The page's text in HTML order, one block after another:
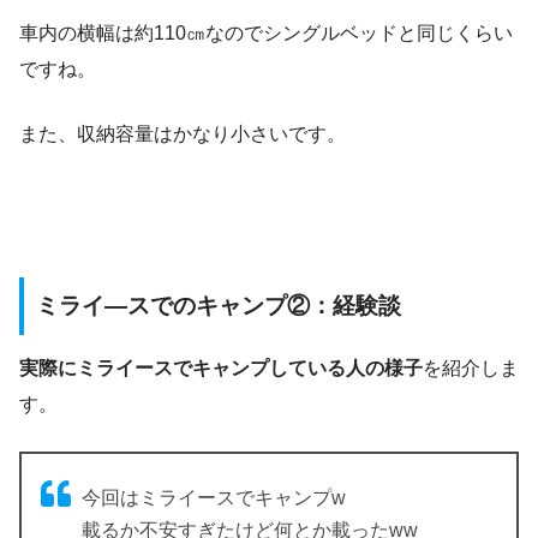
車内の横幅は約110㎝なのでシングルベッドと同じくらい
ですね。
また、収納容量はかなり小さいです。
ミライ―スでのキャンプ②：経験談
実際にミライースでキャンプしている人の様子を紹介しま
す。
今回はミライースでキャンプw
載るか不安すぎたけど何とか載ったww